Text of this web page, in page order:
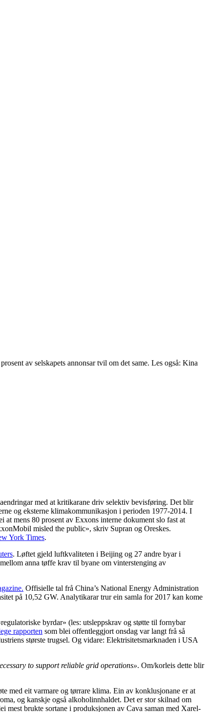
av selskapets annonsar tvil om det same. Les også: Kina
med at kritikarane driv selektiv bevisføring. Det blir
og eksterne klimakommunikasjon i perioden 1977-2014. I
mens 80 prosent av Exxons interne dokument slo fast at
misled the public», skriv Supran og Oreskes.
York Times.
. Løftet gjeld luftkvaliteten i Beijing og 27 andre byar i
anna tøffe krav til byane om vinterstenging av
Offisielle tal frå China’s National Energy Administration
på 10,52 GW. Analytikarar trur ein samla for 2017 kan kome
byrdar» (les: utsleppskrav og støtte til fornybar
rapporten som blei offentleggjort onsdag var langt frå så
største trugsel. Og vidare: Elektrisitetsmarknaden i USA
to support reliable grid operations». Om/korleis dette blir
med eit varmare og tørrare klima. Ein av konklusjonane er at
og kanskje også alkoholinnhaldet. Det er stor skilnad om
mest brukte sortane i produksjonen av Cava saman med Xarel-